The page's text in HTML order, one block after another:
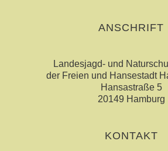
ANSCHRIFT
Landesjagd- und
der Freien und Hansestadt
Hansastraße 5
20149 Hamburg
KONTAKT